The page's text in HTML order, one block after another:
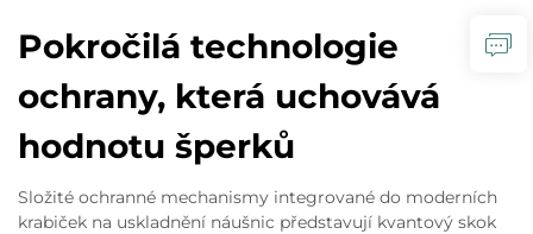
Pokročilá technologie
ochrany, která uchovává
hodnotu šperků
Složité ochranné mechanismy integrované do moderních
krabiček na uskladnění náušnic představují kvantový skok